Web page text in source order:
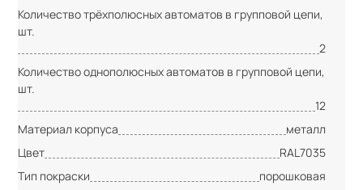
Количество трёхполюсных автоматов в групповой цепи,
шт.
2
Количество однополюсных автоматов в групповой цепи,
шт.
12
Материал корпуса
металл
Цвет
RAL7035
Тип покраски
порошковая